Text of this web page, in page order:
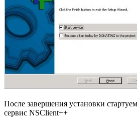
После завершения установки стартуем
сервис NSClient++